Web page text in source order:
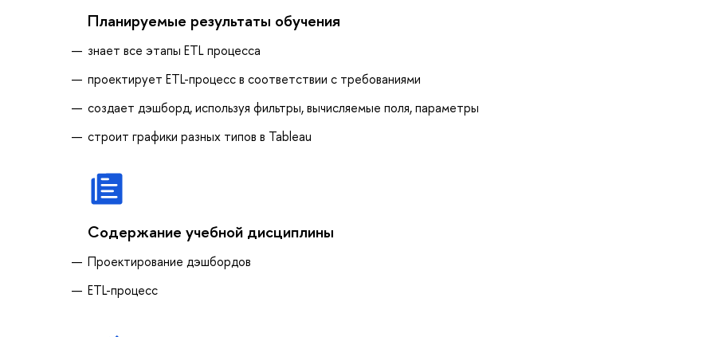
Планируемые результаты обучения
знает все этапы ETL процесса
проектирует ETL-процесс в соответствии с требованиями
создает дэшборд, используя фильтры, вычисляемые поля, параметры
строит графики разных типов в Tableau
Содержание учебной дисциплины
Проектирование дэшбордов
ETL-процесс